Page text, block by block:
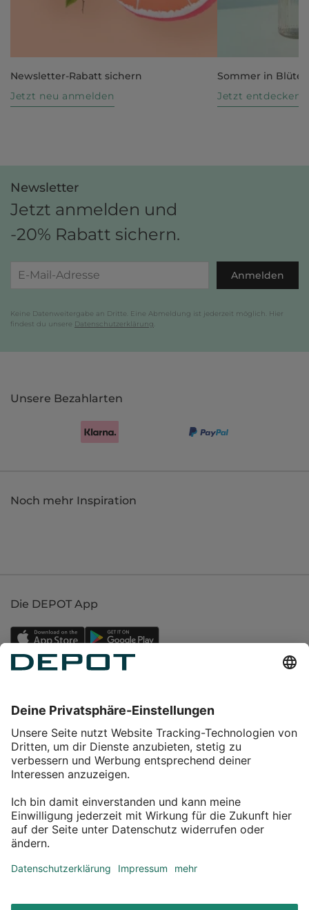
Newsletter-Rabatt sichern
Jetzt neu anmelden
Sommer in Blüte
Jetzt entdecken
Newsletter
Jetzt anmelden und
-20% Rabatt sichern.
Anmelden
Keine Datenweitergabe an Dritte. Eine Abmeldung ist jederzeit möglich. Hier
findest du unsere Datenschutzerklärung
Unsere Bezahlarten
Noch mehr Inspiration
Die DEPOT App
Service
Über DEPOT
Kontakt